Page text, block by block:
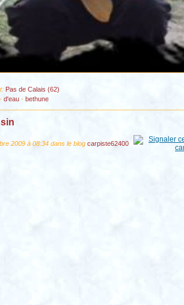
Pas de Calais (62)
d'eau- bethune
2009 à 08:34 dans le blog carpiste62400